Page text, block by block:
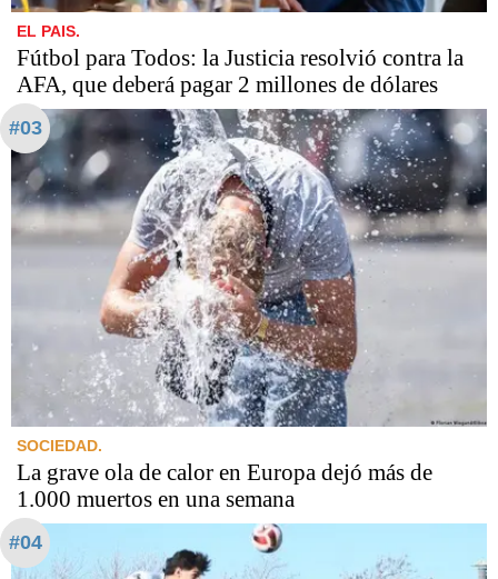
EL PAIS.
Fútbol para Todos: la Justicia resolvió contra la
AFA, que deberá pagar 2 millones de dólares
#03
SOCIEDAD.
La grave ola de calor en Europa dejó más de
1.000 muertos en una semana
#04